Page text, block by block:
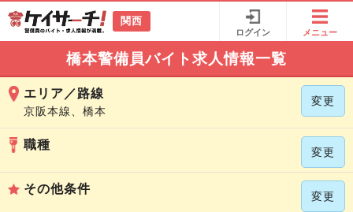
関西
ログイン メニュー
橋本警備員バイト求人情報一覧
エリア／路線
京阪本線、橋本
変更
職種
変更
その他条件
変更